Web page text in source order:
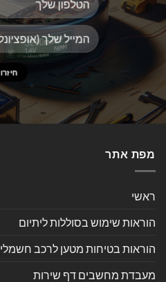
מפת אתר
ראשי
הוראות שימוש בסוללות ליתיום
הוראות בטיחות מטען לרכב חשמלי
מעבדת מחשבים דף שירות